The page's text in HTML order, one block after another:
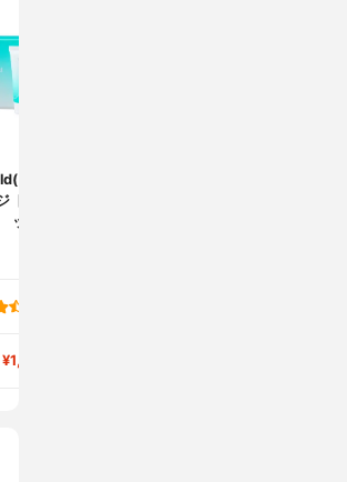
シールド)
トライアルセ
ット
¥1,540